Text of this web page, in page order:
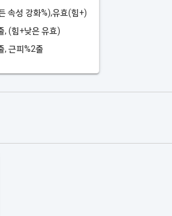
속성 강화%),유효(힘+)
, (힘+낮은 유효)
, 근피%2줄